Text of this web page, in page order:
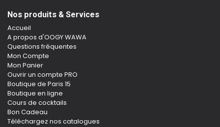
Nos produits & Services
Accueil
A propos d'OOGY WAWA
Questions fréquentes
Mon Compte
Mon Panier
Ouvrir un compte PRO
Boutique de Paris 15
Boutique en ligne
Cours de cocktails
Bon Cadeau
Téléchargez nos catalogues